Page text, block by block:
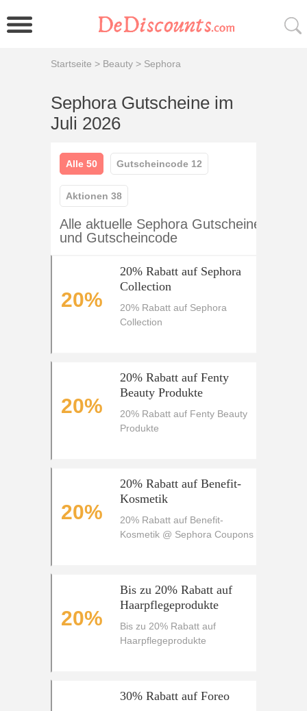
Startseite > Beauty > Sephora
Sephora Gutscheine im
Juli 2026
Alle 50 Gutscheincode 12
Aktionen 38
Alle aktuelle Sephora Gutscheine
und Gutscheincode
20%
20% Rabatt auf Sephora
Collection
20% Rabatt auf Sephora
Collection
20%
20% Rabatt auf Fenty
Beauty Produkte
20% Rabatt auf Fenty Beauty
Produkte
20%
20% Rabatt auf Benefit-
Kosmetik
20% Rabatt auf Benefit-
Kosmetik @ Sephora Coupons
20%
Bis zu 20% Rabatt auf
Haarpflegeprodukte
Bis zu 20% Rabatt auf
Haarpflegeprodukte
30% Rabatt auf Foreo